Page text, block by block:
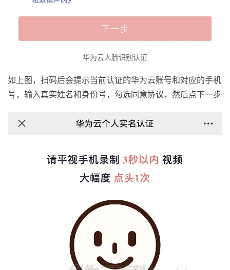
华为云人脸识别认证
如上图，扫码后会提示当前认证的华为云账号和对应的手机
号，输入真实姓名和身份号，勾选同意协议，然后点下一步